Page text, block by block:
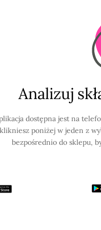
Analizuj
dostępna jest na
poniżej w jeden z
bezpośrednio do sklepu,